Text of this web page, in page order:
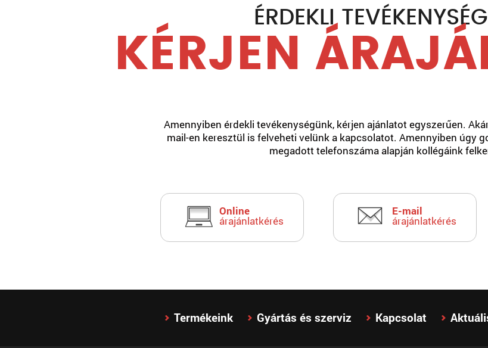
ÉRDEKLI
KÉRJEN
Amennyiben érdekli tevékenységünk, kérjen ajánlatot egyszerűen.
mail-en keresztül is felveheti velünk a kapcsolatot. Amennyiben úgy
megadott telefonszáma alapján kollégáink
Online
árajánlatkérés
E-mail
árajánlatkérés
Termékeink Gyártás és szerviz Kapcsolat